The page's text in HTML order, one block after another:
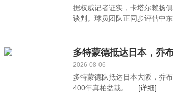
据权威记者证实，卡塔尔赖扬
谈判。球员团队正同步评估中
多特蒙德抵达日本，乔
2026-08-06
多特蒙德队抵达日本大阪，乔
400年真柏盆栽。 ... [详细]